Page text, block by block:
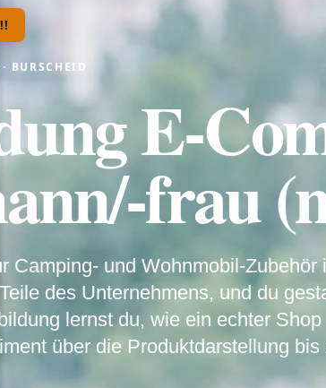
BURSCHEID
E-
frau
Camping- und Wohnmobil-Zubehör
des Unternehmens, und du
lernst du, wie ein echter Shop
über die Produktdarstellung bis